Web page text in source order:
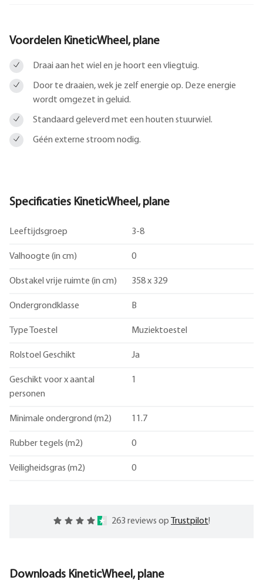
Voordelen KineticWheel, plane
Draai aan het wiel en je hoort een vliegtuig.
Door te draaien, wek je zelf energie op. Deze energie
wordt omgezet in geluid.
Standaard geleverd met een houten stuurwiel.
Géén externe stroom nodig.
Specificaties KineticWheel, plane
Leeftijdsgroep 3-8
Valhoogte (in cm) 0
Obstakel vrije ruimte (in cm) 358 x 329
Ondergrondklasse B
Type Toestel Muziektoestel
Rolstoel Geschikt Ja
Geschikt voor x aantal
personen
1
Minimale ondergrond (m2) 11.7
Rubber tegels (m2) 0
Veiligheidsgras (m2) 0
263 reviews op Trustpilot!
Downloads KineticWheel, plane